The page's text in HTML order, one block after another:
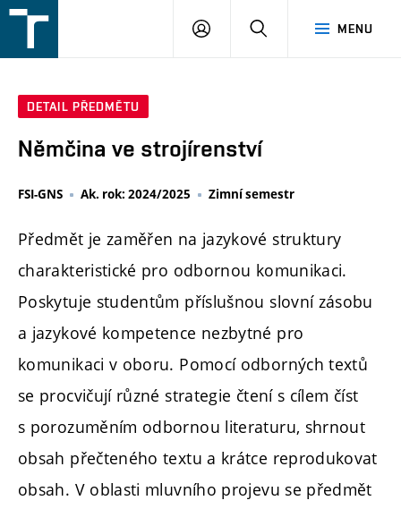
v
MENU
PŘIHLÁŠENÍ
DETAIL PŘEDMĚTU
Němčina ve strojírenství
FSI-GNS Ak. rok: 2024/2025 Zimní semestr
Předmět je zaměřen na jazykové struktury
charakteristické pro odbornou komunikaci.
Poskytuje studentům příslušnou slovní zásobu
a jazykové kompetence nezbytné pro
komunikaci v oboru. Pomocí odborných textů
se procvičují různé strategie čtení s cílem číst
s porozuměním odbornou literaturu, shrnout
obsah přečteného textu a krátce reprodukovat
obsah. V oblasti mluvního projevu se předmět